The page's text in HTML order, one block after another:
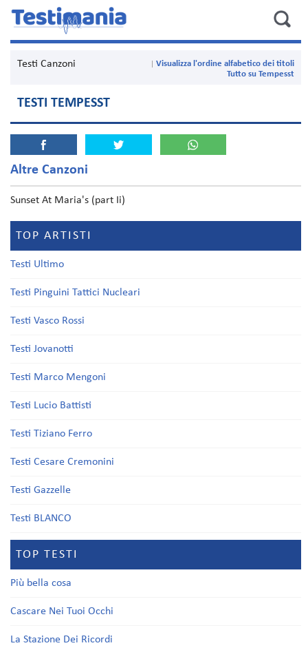
Testi Canzoni
Visualizza l'ordine alfabetico dei titoli
Tutto su Tempesst
TESTI TEMPESST
Altre Canzoni
Sunset At Maria's (part Ii)
TOP ARTISTI
Testi Ultimo
Testi Pinguini Tattici Nucleari
Testi Vasco Rossi
Testi Jovanotti
Testi Marco Mengoni
Testi Lucio Battisti
Testi Tiziano Ferro
Testi Cesare Cremonini
Testi Gazzelle
Testi BLANCO
TOP TESTI
Più bella cosa
Cascare Nei Tuoi Occhi
La Stazione Dei Ricordi